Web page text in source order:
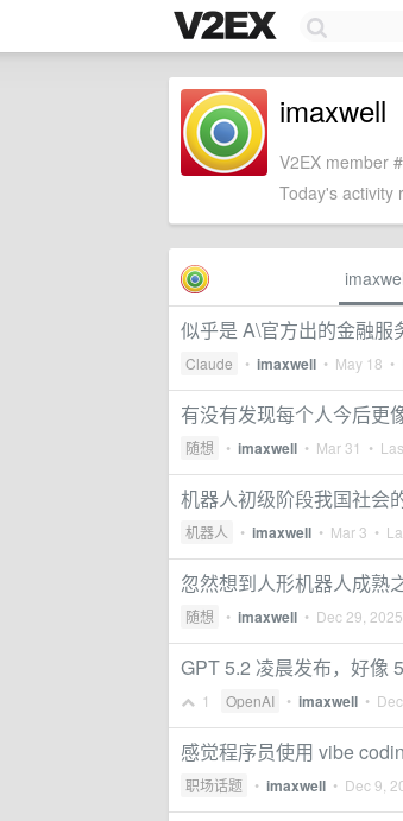
imaxwell
V2EX member
Today's activity
似乎是 A\官方出的金融服
Claude • imaxwell • May 18 •
有没有发现每个人今后更
随想 • imaxwell • Mar 31 •
机器人初级阶段我国社会
机器人 • imaxwell • Mar 3 •
忽然想到人形机器人成熟
随想 • imaxwell • Dec 29, 2025
GPT 5.2 凌晨发布，好像
1 OpenAI • imaxwell •
感觉程序员使用 vibe
职场话题 • imaxwell • Dec 9,